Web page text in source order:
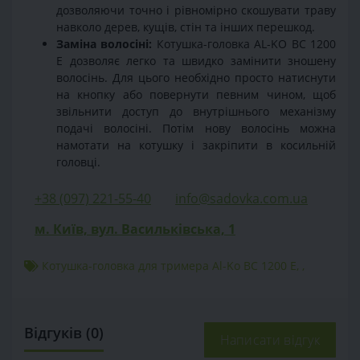
дозволяючи точно і рівномірно скошувати траву
навколо дерев, кущів, стін та інших перешкод.
Заміна волосіні: Котушка-головка AL-KO BC 1200
E дозволяє легко та швидко замінити зношену
волосінь. Для цього необхідно просто натиснути
на кнопку або повернути певним чином, щоб
звільнити доступ до внутрішнього механізму
подачі волосіні. Потім нову волосінь можна
намотати на котушку і закріпити в косильній
головці.
+38 (097) 221-55-40
info@sadovka.com.ua
м. Київ, вул. Васильківська, 1
Котушка-головка для тримера Al-Ko BC 1200 E, ,
Відгуків (0) Написати відгук